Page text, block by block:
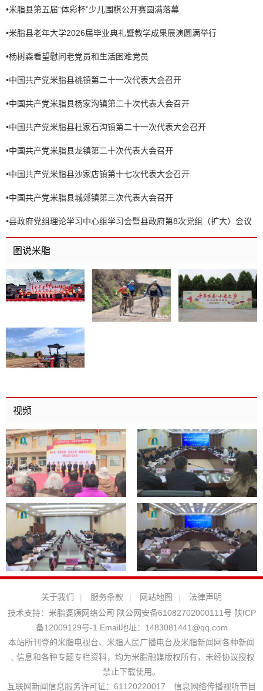
•米脂县第五届“体彩杯”少儿围棋公开赛圆满落幕
•米脂县老年大学2026届毕业典礼暨教学成果展演圆满举行
•杨树森看望慰问老党员和生活困难党员
•中国共产党米脂县桃镇第二十一次代表大会召开
•中国共产党米脂县杨家沟镇第二十次代表大会召开
•中国共产党米脂县杜家石沟镇第二十一次代表大会召开
•中国共产党米脂县龙镇第二十次代表大会召开
•中国共产党米脂县沙家店镇第十七次代表大会召开
•中国共产党米脂县城郊镇第三次代表大会召开
•县政府党组理论学习中心组学习会暨县政府第8次党组（扩大）会议
召开
图说米脂
视频
关于我们 | 服务条款 | 网站地图 |
法律声明
技术支持： 米脂婆姨网络公司 陕公网安备61082702000111号 陕ICP
备12009129号-1 Email地址： 1483081441@qq.com
本站所刊登的米脂电视台、米脂人民广播电台及米脂新闻网各种新闻
﹑信息和各种专题专栏资料，均为米脂融媒版权所有，未经协议授权
禁止下载使用。
互联网新闻信息服务许可证：61120220017 信息网络传播视听节目